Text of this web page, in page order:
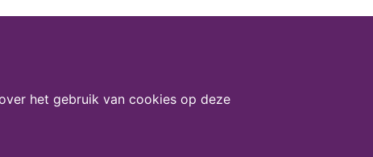
het gebruik van cookies op deze